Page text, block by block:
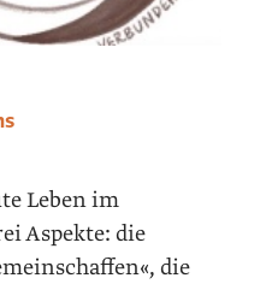
Leben im
Aspekte: die
die